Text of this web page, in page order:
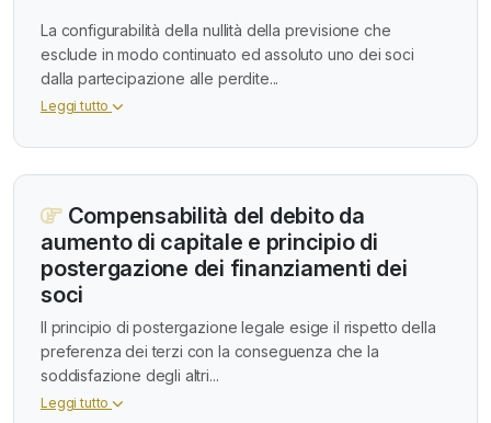
La configurabilità della nullità della previsione che
esclude in modo continuato ed assoluto uno dei soci
dalla partecipazione alle perdite...
Leggi tutto
Compensabilità del debito da
aumento di capitale e principio di
postergazione dei finanziamenti dei
soci
Il principio di postergazione legale esige il rispetto della
preferenza dei terzi con la conseguenza che la
soddisfazione degli altri...
Leggi tutto